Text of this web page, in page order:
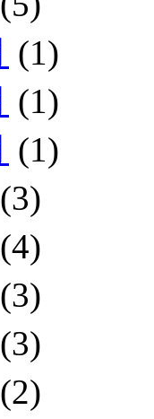
(1)
(1)
(1)
(3)
(4)
(3)
(3)
(2)